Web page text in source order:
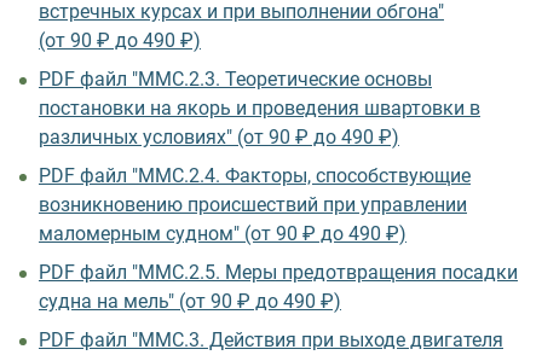
встречных курсах и при выполнении обгона"
(от 90 ₽ до 490 ₽)
PDF файл "ММС.2.3. Теоретические основы
постановки на якорь и проведения швартовки в
различных условиях" (от 90 ₽ до 490 ₽)
PDF файл "ММС.2.4. Факторы, способствующие
возникновению происшествий при управлении
маломерным судном" (от 90 ₽ до 490 ₽)
PDF файл "ММС.2.5. Меры предотвращения посадки
судна на мель" (от 90 ₽ до 490 ₽)
PDF файл "ММС.3. Действия при выходе двигателя